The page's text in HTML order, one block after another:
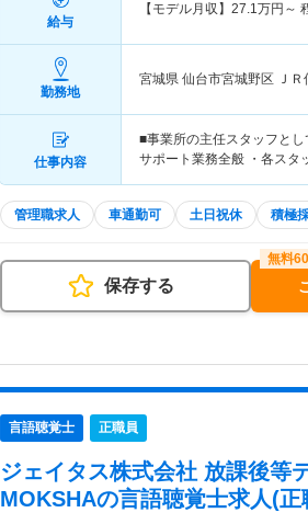
給与
【モデル月収】 27.1万円～
勤務地
宮城県 仙台市宮城野区 Ｊ
仕事内容
■事業所の主任スタッフと
サポート業務全般 ・各ス
管理職求人 車通勤可 土日祝休 積極
保存する
言語聴覚士 正職員
ジェイタス株式会社 放課後等
MOKSHAの言語聴覚士求人(正